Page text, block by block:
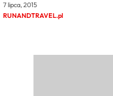
7 lipca, 2015
RUNANDTRAVEL.pl